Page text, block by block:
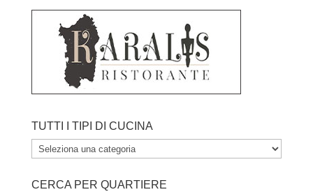
TUTTI I TIPI DI CUCINA
TUTTI
TIPI
CERCA PER QUARTIERE